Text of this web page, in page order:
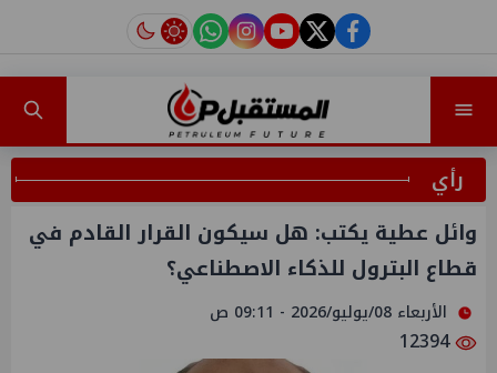
facebook
twitter
youtube
instagram
tiktok
رأي
وائل عطية يكتب: هل سيكون القرار القادم في
قطاع البترول للذكاء الاصطناعي؟
الأربعاء 08/يوليو/2026 - 09:11 ص
12394